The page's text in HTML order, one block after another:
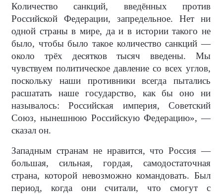
Количество санкций, введённых против
Российской Федерации, запредельное. Нет ни
одной страны в мире, да и в истории такого не
было, чтобы было такое количество санкций —
около трёх десятков тысяч введены. Мы
чувствуем политическое давление со всех углов,
поскольку наши противники всегда пытались
расшатать наше государство, как бы оно ни
называлось: Российская империя, Советский
Союз, нынешнюю Российскую Федерацию», —
сказал он.
Западным странам не нравится, что Россия —
большая, сильная, гордая, самодостаточная
страна, которой невозможно командовать. Был
период, когда они считали, что смогут с